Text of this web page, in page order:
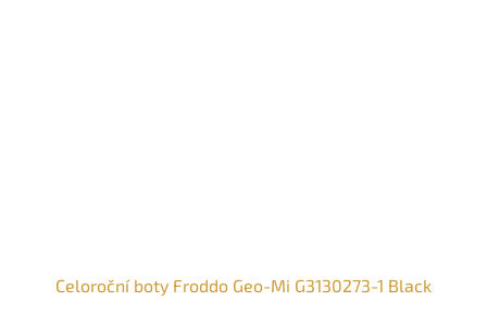
Celoroční boty Froddo Geo-Mi G3130273-1 Black